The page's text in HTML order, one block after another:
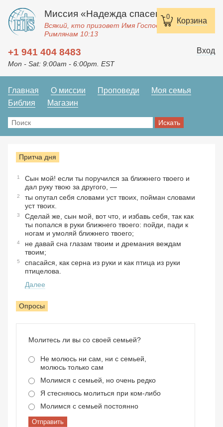
0 Корзина
Миссия «Надежда спасения»
Всякий, кто призовет Имя Господне, спасется.
Римлянам 10:13
+1 941 404 8483
Mon - Sat: 9:00am - 6:00pm. EST
Вход
Главная О миссии Проповеди
Моя семья
Библия
Магазин
Притча дня
1
Сын мой! если ты поручился за ближнего твоего и
дал руку твою за другого, —
2
ты опутал себя словами уст твоих, пойман словами
уст твоих.
3
Сделай же, сын мой, вот что, и избавь себя, так как
ты попался в руки ближнего твоего: пойди, пади к
ногам и умоляй ближнего твоего;
4
не давай сна глазам твоим и дремания веждам
твоим;
5
спасайся, как серна из руки и как птица из руки
птицелова.
Далее
Опросы
Молитесь ли вы со своей семьей?
Не молюсь ни сам, ни с семьей,
молюсь только сам
Молимся с семьей, но очень редко
Я стесняюсь молиться при ком-либо
Молимся с семьей постоянно
Отправить